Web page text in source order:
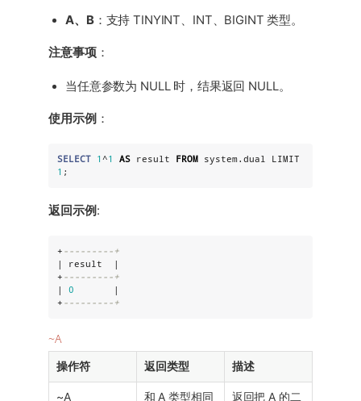
A、B：支持 TINYINT、INT、BIGINT 类型。
注意事项：
当任意参数为 NULL 时，结果返回 NULL。
使用示例 ：
SELECT 1^1 AS result FROM
1 ;
返回示例 :
+ ---------+
| result  |
+ ---------+
| 0
       |
+ ---------+
~A
操作符 返回类型 描述
~A 和 A 类型相同
返回把 A 的二